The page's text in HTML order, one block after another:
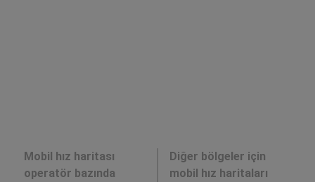
Mobil hız haritası
operatör bazında
Diğer bölgeler için
mobil hız haritaları